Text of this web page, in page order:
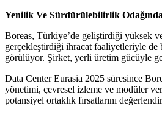
Yenilik Ve Sürdürülebilirlik
Boreas, Türkiye’de geliştirdiği yüksek
gerçekleştirdiği ihracat faaliyetleriyle de
görülüyor. Şirket, yerli üretim gücüyle
Data Center Eurasia 2025 süresince
yönetimi, çevresel izleme ve modüler
potansiyel ortaklık fırsatlarını